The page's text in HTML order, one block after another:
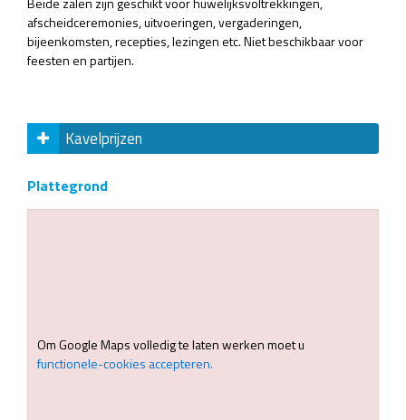
afscheidceremonies, uitvoeringen, vergaderingen,
bijeenkomsten, recepties, lezingen etc. Niet beschikbaar voor
feesten en partijen.
Kavelprijzen
Plattegrond
Om Google Maps volledig te laten werken moet u
functionele-cookies accepteren.